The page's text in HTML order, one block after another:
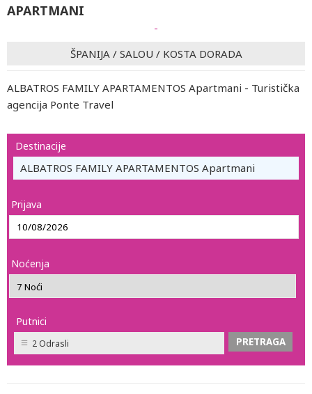
APARTMANI
-
ŠPANIJA / SALOU / KOSTA DORADA
ALBATROS FAMILY APARTAMENTOS Apartmani - Turistička
agencija Ponte Travel
Destinacije
ALBATROS FAMILY APARTAMENTOS Apartmani
Prijava
Noćenja
Putnici
2 Odrasli